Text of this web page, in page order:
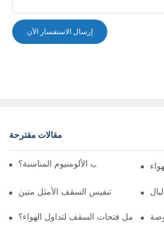
إرسال الاستفسار الآن
مقالات مقترحة
شبكة تهوية باب الألومنيوم المناسبة؟
تنفيس السقف الأمثل متين
هي أفضل فتحات السقف لتداول الهواء؟